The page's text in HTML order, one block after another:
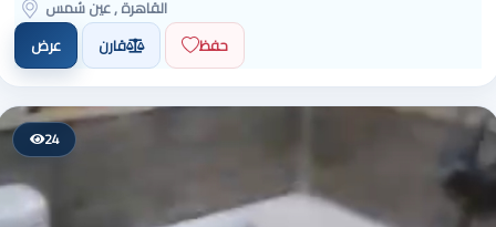
القاهرة , عين شمس
حفظ
قارن عرض
24